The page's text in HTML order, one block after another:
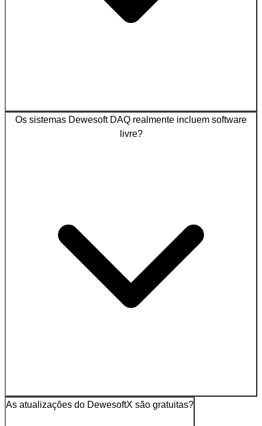
Os sistemas Dewesoft DAQ realmente incluem software
livre?
As atualizações do DewesoftX são gratuitas?